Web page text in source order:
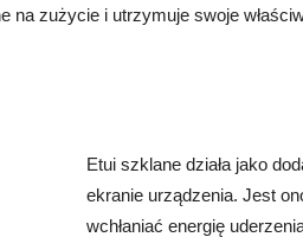
na zużycie i utrzymuje swoje
Etui szklane działa jako
ekranie urządzenia. Jest
wchłaniać energię